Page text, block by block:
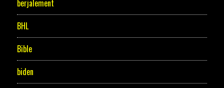
berjalement
BHL
Bible
biden